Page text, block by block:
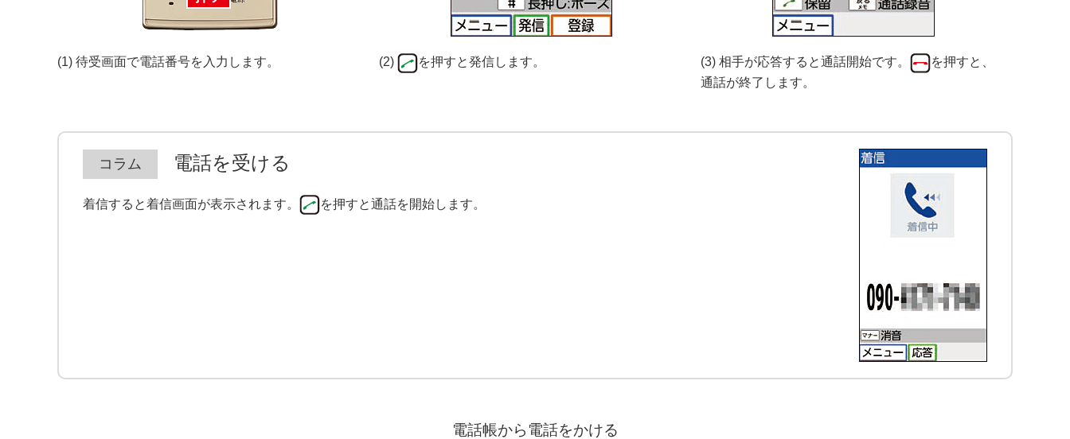
(1) 待受画面で電話番号を入力します。 (2) を押すと発信します。 (3) 相手が応答すると通話開始です。
を押すと、
通話が終了します。
電話を受ける
着信すると着信画面が表示されます。 を押すと通話を開始します。
電話帳から電話をかける